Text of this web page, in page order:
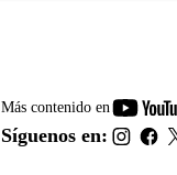
Más contenido en
Síguenos en: